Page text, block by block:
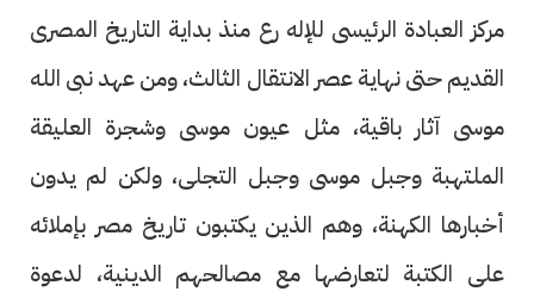
مركز العبادة الرئيسى للإله رع منذ بداية التاريخ المصرى
القديم حتى نهاية عصر الانتقال الثالث، ومن عهد نبى الله
موسى آثار باقية، مثل عيون موسى وشجرة العليقة
الملتهبة وجبل موسى وجبل التجلى، ولكن لم يدون
أخبارها الكهنة، وهم الذين يكتبون تاريخ مصر بإملائه
على الكتبة لتعارضها مع مصالحهم الدينية، لدعوة